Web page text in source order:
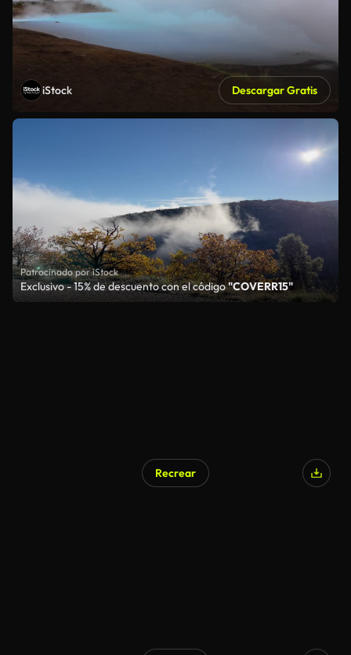
iStock Descargar Gratis
Patrocinado por iStock
Exclusivo - 15% de descuento con el código"COVERR15"
Recrear